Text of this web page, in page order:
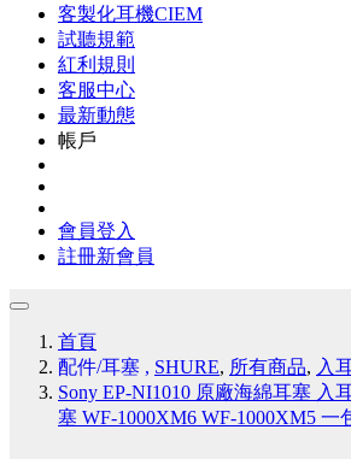
客製化耳機CIEM
試聽規範
紅利規則
客服中心
最新動態
帳戶
會員登入
註冊新會員
首頁
配件/耳塞 , SHURE, 所有商品, 入
Sony EP-NI1010 原廠海綿耳塞 入
塞 WF-1000XM6 WF-1000XM5 一